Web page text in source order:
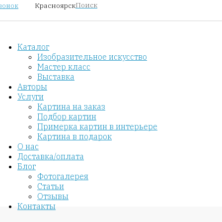
КрасноярскПоиск
Каталог
Изобразительное искусство
Мастер класс
Выставка
Авторы
Услуги
Картина на заказ
Подбор картин
Примерка картин в интерьере
Картина в подарок
О нас
Доставка/оплата
Блог
Фотогалерея
Статьи
Отзывы
Контакты